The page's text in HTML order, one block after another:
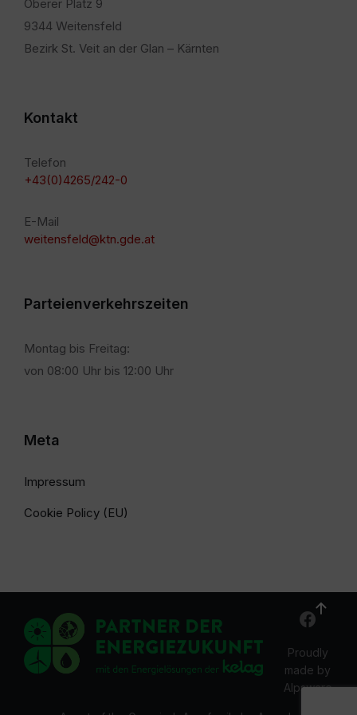
Oberer Platz 9
9344 Weitensfeld
Bezirk St. Veit an der Glan – Kärnten
Kontakt
Telefon
+43(0)4265/242-0
E-Mail
weitensfeld@ktn.gde.at
Parteienverkehrszeiten
Montag bis Freitag:
von 08:00 Uhr bis 12:00 Uhr
Meta
Impressum
Cookie Policy (EU)
Proudly
made by
Alpsware